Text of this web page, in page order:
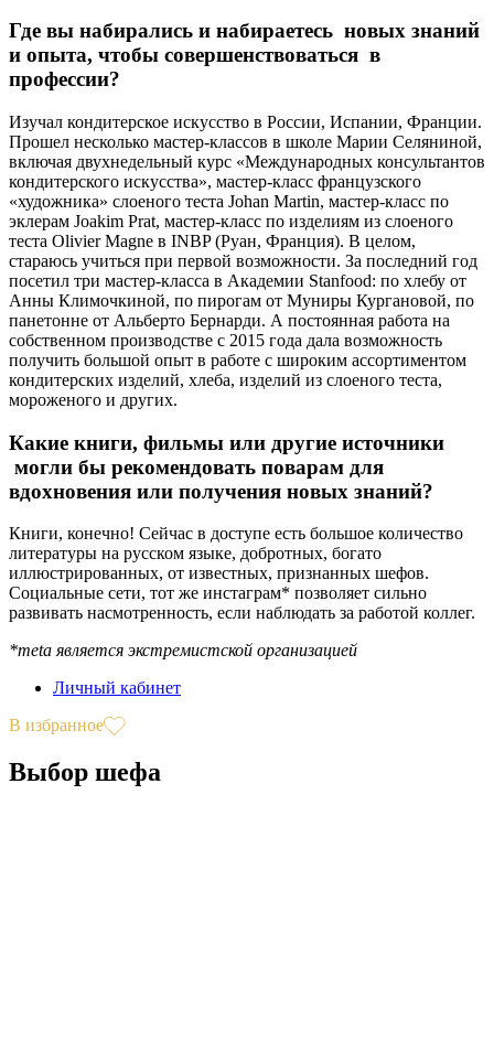
Где вы набирались и набираетесь новых знаний
и опыта, чтобы совершенствоваться в
профессии?
Изучал кондитерское искусство в России, Испании, Франции.
Прошел несколько мастер-классов в школе Марии Селяниной,
включая двухнедельный курс «Международных консультантов
кондитерского искусства», мастер-класс французского
«художника» слоеного теста Johan Martin, мастер-класс по
эклерам Joakim Prat, мастер-класс по изделиям из слоеного
теста Olivier Magne в INBP (Руан, Франция). В целом,
стараюсь учиться при первой возможности. За последний год
посетил три мастер-класса в Академии Stanfood: по хлебу от
Анны Климочкиной, по пирогам от Муниры Кургановой, по
панетонне от Альберто Бернарди. А постоянная работа на
собственном производстве с 2015 года дала возможность
получить большой опыт в работе с широким ассортиментом
кондитерских изделий, хлеба, изделий из слоеного теста,
мороженого и других.
Какие книги, фильмы или другие источники
могли бы рекомендовать поварам для
вдохновения или получения новых знаний?
Книги, конечно! Сейчас в доступе есть большое количество
литературы на русском языке, добротных, богато
иллюстрированных, от известных, признанных шефов.
Социальные сети, тот же инстаграм* позволяет сильно
развивать насмотренность, если наблюдать за работой коллег.
*meta является экстремистской организацией
Личный кабинет
В избранное
Выбор шефа